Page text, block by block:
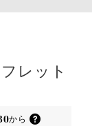
レット
から